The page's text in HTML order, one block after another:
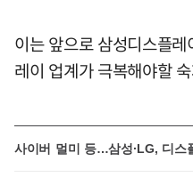
이는 앞으로 삼성디스플
레이 업계가 극복해야할
사이버 멀미 등…삼성·LG, 디스